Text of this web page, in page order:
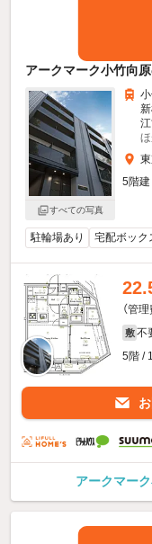
アークマーク小竹向
すべての写真
ほ
5階建
駐輪場あり 宅配ボック
（管
敷 不
5階 /
アークマー